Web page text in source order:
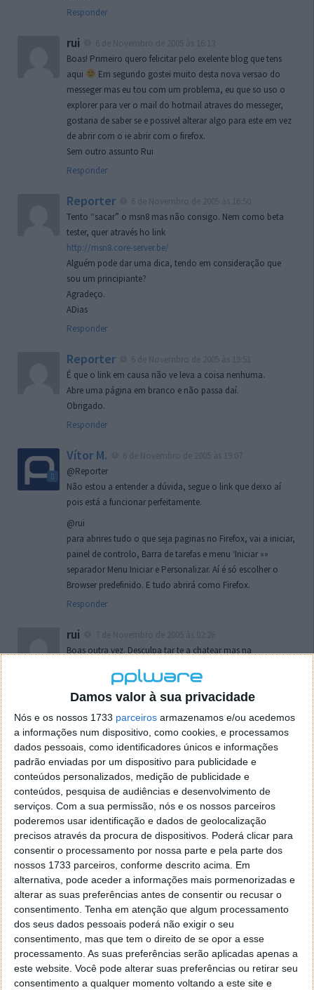
Damos valor à sua privacidade
Nós e os nossos 1733 parceiros armazenamos e/ou acedemos
a informações num dispositivo, como cookies, e processamos
dados pessoais, como identificadores únicos e informações
padrão enviadas por um dispositivo para publicidade e
conteúdos personalizados, medição de publicidade e
conteúdos, pesquisa de audiências e desenvolvimento de
serviços. Com a sua permissão, nós e os nossos parceiros
poderemos usar identificação e dados de geolocalização
precisos através da procura de dispositivos. Poderá clicar para
consentir o processamento por nossa parte e pela parte dos
nossos 1733 parceiros, conforme descrito acima. Em
alternativa, pode aceder a informações mais pormenorizadas e
alterar as suas preferências antes de consentir ou recusar o
consentimento. Tenha em atenção que algum processamento
dos seus dados pessoais poderá não exigir o seu
consentimento, mas que tem o direito de se opor a esse
processamento. As suas preferências serão aplicadas apenas a
este website. Você pode alterar suas preferências ou retirar seu
consentimento a qualquer momento voltando a este site e
Responder
rui
Boas! Primeiro quero felicitar pelo exelente blog que tens
aqui
Em segundo gostei muito desta nova versao do
messeger mas eu tou com um problema, eu que so uso o
explorer para ver o mail do hotmail atraves do messeger,
gostaria de saber se e possivel alterar algo para este em vez
de abrir com o ie abrir com o firefox.
Sem outro assunto Rui
Responder
Reporter
Tento “sacar” o msn8 mas não consigo. Nem como beta
tester, quer através ho link
http://msn8.core-server.be/
Alguém pode dar uma dica, tendo em consideração que
sou um principiante?
Agradeço.
ADias
Responder
Reporter
É que o link em causa não ve leva a coisa nenhuma.
Abre uma página em branco e não passa daí.
Obrigado.
Responder
Vítor M.
@Reporter
Não estou a entender a dúvida, segue o link que deixo aí
pois está a funcionar perfeitamente.
@rui
para abrires tudo o que seja paginas no Firefox, vai a iniciar,
painel de controlo, Barra de tarefas e menu ‘Iniciar »»
separador Menu Iniciar e Personalizar. Aí é só escolher o
Browser predefinido. E tudo abrirá como Firefox.
Responder
rui
Boas outra vez. Desculpa tar te a chatear mas na
o firefox como browser predefenido
de control tudo e nada. Tou a comecar a desesperar, ate ja
tentei apagar o explorer na tentativa de forçar o uso do
firefox mas em vao. Kaso te lembres de outra dica fico
agradecido, caso contrario obrigado a mesma
Responder
Vítor M.
7 de Novembro de 2005 às 01:39
@Reporter
Desculpa mas o link funciona. Seja como for segue por mail
o MSn Messenger 8.
Responder
Vítor M.
7 de Novembro de 2005 às 11:21
@Rui
Tens de encontrar o que te falei. Faz da seguinte maneira,
janela iniciar e no topo dessa janela com o botão direito do
rato faz propriedades. Depois no separador Menu ‘Iniciar’
clica no botão ‘Personalizar’ aí encontrarás no separador
geral a opção para escolheres o Browser com que queres